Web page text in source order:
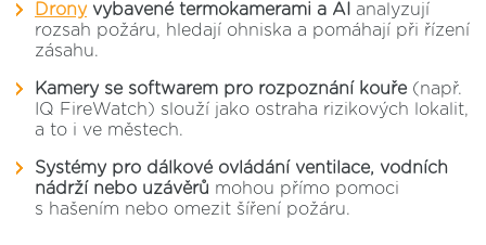
Dronyvybavené termokamerami a AI analyzují
rozsah požáru, hledají ohniska a pomáhají při řízení
zásahu.
Kamery se softwarem pro rozpoznání kouře (např.
IQ FireWatch) slouží jako ostraha rizikových lokalit,
a to i ve městech.
Systémy pro dálkové ovládání ventilace, vodních
nádrží nebo uzávěrů mohou přímo pomoci
s hašením nebo omezit šíření požáru.